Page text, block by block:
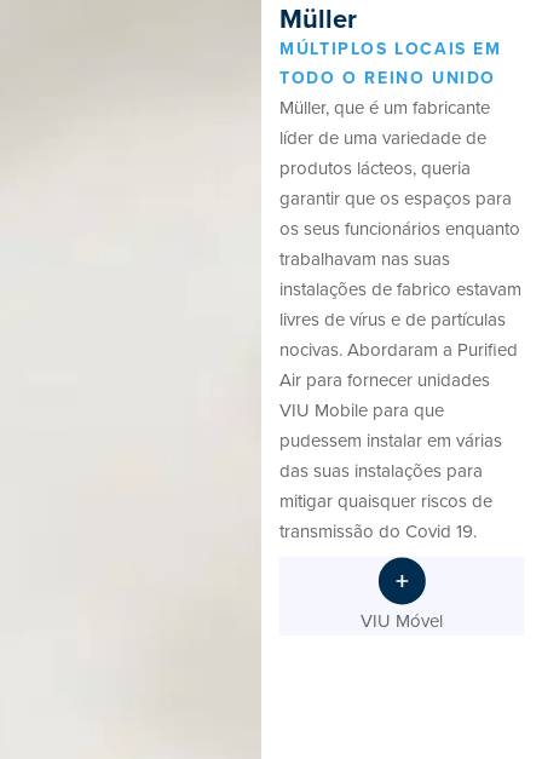
Müller
MÚLTIPLOS LOCAIS EM
TODO O REINO UNIDO
Müller, que é um fabricante
líder de uma variedade de
produtos lácteos, queria
garantir que os espaços para
os seus funcionários enquanto
trabalhavam nas suas
instalações de fabrico estavam
livres de vírus e de partículas
nocivas. Abordaram a Purified
Air para fornecer unidades
VIU Mobile para que
pudessem instalar em várias
das suas instalações para
mitigar quaisquer riscos de
transmissão do Covid 19.
VIU Móvel